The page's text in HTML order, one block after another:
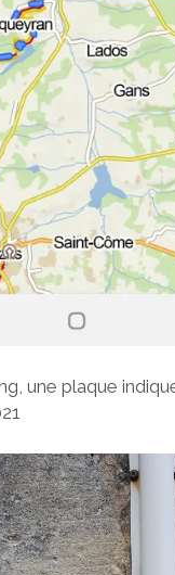
une plaque indique